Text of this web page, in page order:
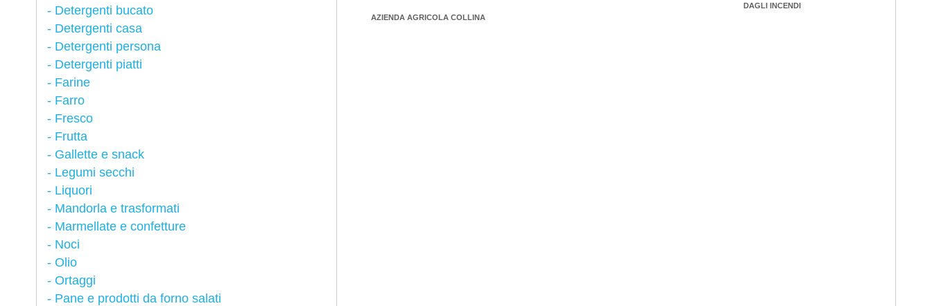
Detergenti bucato
Detergenti casa
Detergenti persona
Detergenti piatti
Farine
Farro
Fresco
Frutta
Gallette e snack
Legumi secchi
Liquori
Mandorla e trasformati
Marmellate e confetture
Noci
Olio
Ortaggi
Pane e prodotti da forno salati
AZIENDA AGRICOLA COLLINA
DAGLI INCENDI